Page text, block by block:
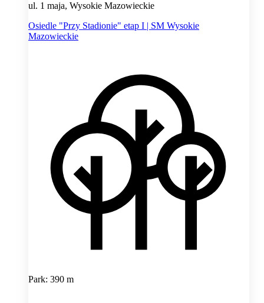
ul. 1 maja, Wysokie Mazowieckie
Osiedle "Przy Stadionie" etap I | SM Wysokie
Mazowieckie
Park: 390 m